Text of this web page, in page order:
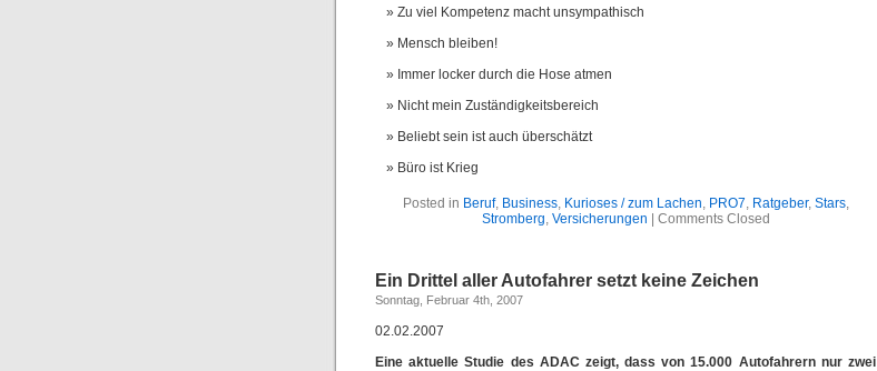
Zu viel Kompetenz macht unsympathisch
Mensch bleiben!
Immer locker durch die Hose atmen
Nicht mein Zuständigkeitsbereich
Beliebt sein ist auch überschätzt
Büro ist Krieg
Posted in Beruf, Business, Kurioses / zum Lachen, PRO7, Ratgeber, Stars,
Stromberg, Versicherungen Comments Closed
Ein Drittel aller Autofahrer setzt keine Zeichen
Sonntag, Februar 4th, 2007
02.02.2007
Eine aktuelle Studie des ADAC zeigt, dass von 15.000 Autofahrern nur zwei